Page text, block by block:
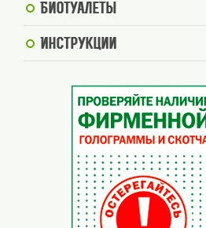
Биотуалеты
Инструкции